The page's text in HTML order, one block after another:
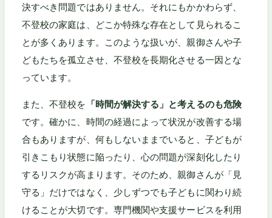
決すべき問題ではありません。それにもかかわらず、
不登校の家庭は、どこか特殊な存在として見られるこ
とが多くあります。このような扱いが、親御さんや子
どもたちを孤立させ、不登校を長期化させる一因とな
っています。
また、不登校を 「時間が解決する」と考えるのも危険
です。確かに、時間の経過によって状況が改善する場
合もありますが、何もしないままでいると、子どもが
引きこもり状態に陥ったり、心の問題が深刻化したり
するリスクが高まります。そのため、親御さんが「見
守る」だけではなく、少しずつでも子どもに関わり続
けることが大切です。専門機関や支援サービスを利用